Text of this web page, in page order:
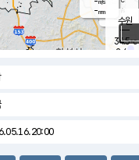
3.3m/s
m/s
mm
-mm
수원
34.5℃
2.4 m/s